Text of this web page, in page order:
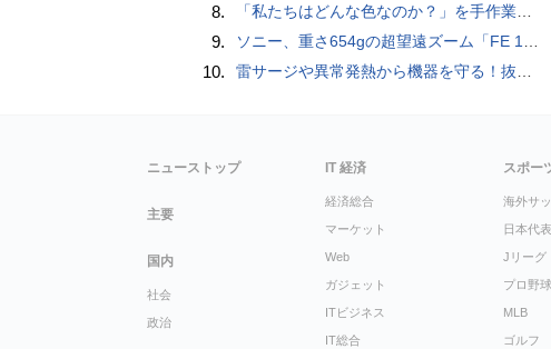
8. 「私たちはどんな色なのか？」を手作業でデータ分析して人間の肌の色を表現する新しい色空間を構築した「Inclusive Color Space」
9. ソニー、重さ654gの超望遠ズーム「FE 100-400mm F5.6-8 OSS」 実売14万円前後
10. 雷サージや異常発熱から機器を守る！抜け止め仕様の3P-2P変換アダプタ
ニューストップ
主要
国内
社会
政治
IT 経済
経済総合
マーケット
Web
ガジェット
ITビジネス
IT総合
スポー
海外サ
日本代表
Jリーグ
プロ野球
MLB
ゴルフ